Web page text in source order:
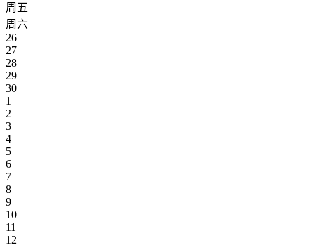
周五
周六
26
27
28
29
30
1
2
3
4
5
6
7
8
9
10
11
12